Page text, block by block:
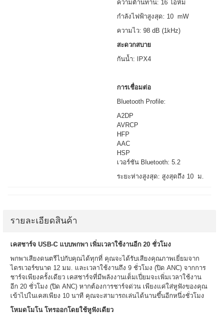
ความต้านทาน: 16 โอห์ม
กำลังไฟฟ้าสูงสุด: 10 mW
ความไว: 98 dB (1kHz)
สะดวกสบาย
กันน้ำ: IPX4
การเชื่อมต่อ
Bluetooth Profile:
A2DP
AVRCP
HFP
AAC
HSP
เวอร์ชัน Bluetooth: 5.2
ระยะห่างสูงสุด: สูงสุดถึง 10 ม.
รายละเอียดสินค้า
เคสชาร์จ USB-C แบบพกพา เพิ่มเวลาใช้งานอีก 20 ชั่วโมง
พกพาเสียงดนตรีไปกับคุณได้ทุกที่ คุณจะได้รับเสียงคุณภาพเยี่ยมจาก
ไดรเวอร์ขนาด 12 มม. และเวลาใช้งานถึง 9 ชั่วโมง (ปิด ANC) จากการ
ชาร์จเพียงครั้งเดียว เคสชาร์จที่มีพลังงานเต็มเปี่ยมจะเพิ่มเวลาใช้งาน
อีก 20 ชั่วโมง (ปิด ANC) หากต้องการชาร์จด่วน เพียงแค่ใส่หูฟังของคุณ
เข้าไปในเคสเพียง 10 นาที คุณจะสามารถเล่นได้นานขึ้นอีกหนึ่งชั่วโมง
โหมดโมโน โทรออกโดยใช้หูฟังเดียว